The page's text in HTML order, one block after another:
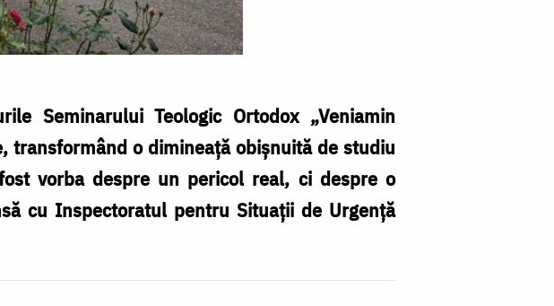
Seminarului Teologic Ortodox „Veniamin
transformând o dimineață obișnuită de studiu
vorba despre un pericol real, ci despre o
cu Inspectoratul pentru Situații de Urgență